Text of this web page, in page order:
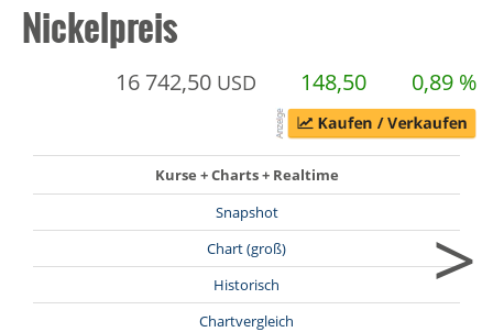
Nickelpreis
16 742,50 USD 148,50 0,89 %
Kurse + Charts + Realtime
Snapshot
Chart (groß)
Historisch
Chartvergleich
>